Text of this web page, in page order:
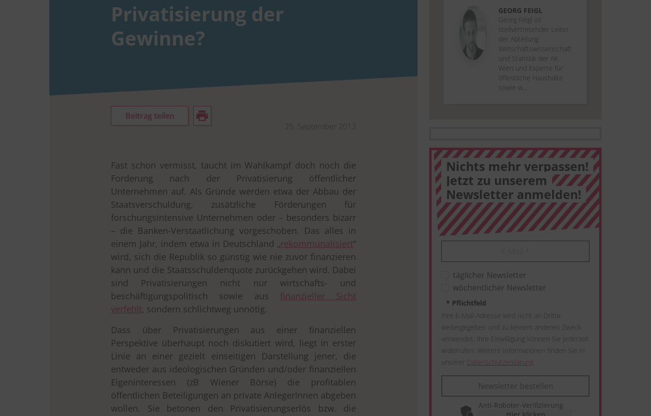
Privatisierung der
Gewinne?
Beitrag teilen
25. September 2013
Fast schon vermisst, taucht im Wahlkampf doch noch die
Forderung nach der Privatisierung öffentlicher
Unternehmen auf. Als Gründe werden etwa der Abbau der
Staatsverschuldung, zusätzliche Förderungen für
forschungsintensive Unternehmen oder – besonders bizarr
– die Banken-Verstaatlichung vorgeschoben. Das alles in
einem Jahr, indem etwa in Deutschland „rekommunalisiert“
wird, sich die Republik so günstig wie nie zuvor finanzieren
kann und die Staatsschuldenquote zurückgehen wird. Dabei
sind Privatisierungen nicht nur wirtschafts- und
beschäftigungspolitisch sowie aus finanzieller Sicht
verfehlt, sondern schlichtweg unnötig.
Dass über Privatisierungen aus einer finanziellen
Perspektive überhaupt noch diskutiert wird, liegt in erster
Linie an einer gezielt einseitigen Darstellung jener, die
entweder aus ideologischen Gründen und/oder finanziellen
Eigeninteressen (zB Wiener Börse) die profitablen
öffentlichen Beteiligungen an private AnlegerInnen abgeben
wollen. Sie betonen den Privatisierungserlös bzw. die
GEORG FEIGL
Georg Feigl ist
stellvertretender Leiter
der Abteilung
Wirtschaftswissenschaft
und Statistik der AK
Wien und Experte für
öffentliche Haushalte
sowie w...
Nichts mehr verpassen!
Jetzt zu unserem
Newsletter anmelden!
täglicher Newsletter
wöchentlicher Newsletter
* Pflichtfeld
Ihre E-Mail-Adresse wird nicht an Dritte
weitergegeben und zu keinem anderen Zweck
verwendet. Ihre Einwilligung können Sie jederzeit
widerrufen. Weitere Informationen finden Sie in
unserer Datenschutzerklärung.
Newsletter bestellen
Anti-Roboter-Verifizierung